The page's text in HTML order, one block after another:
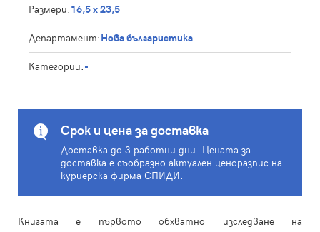
Размери:16,5 х 23,5
Департамент:Нова българистика
Категории:-
Срок и цена за доставка
Доставка до 3 работни дни. Цената за
доставка е съобразно актуален ценоразпис на
куриерска фирма СПИДИ.
Книгата е първото обхватно изследване на